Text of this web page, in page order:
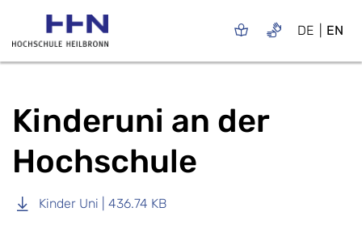
DE EN
Kinderuni an der
Hochschule
Kinder Uni | 436.74 KB